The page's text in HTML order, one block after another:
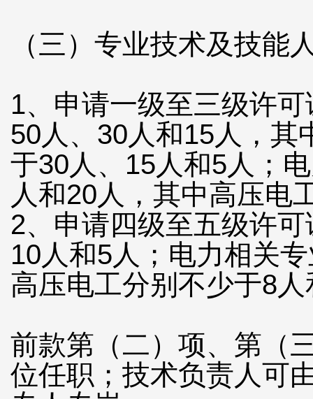
（三）专业技术及技能
1、申请一级至三级许
50人、30人和15人，其
于30人、15人和5人；
人和20人，其中高压电
2、申请四级至五级许
10人和5人；电力相关
高压电工分别不少于8
前款第（二）项、第（
位任职；技术负责人可